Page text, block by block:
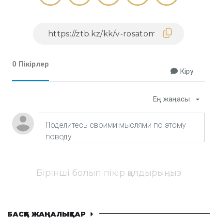
0 Пікірлер
Кіру
Ең жаңасы
Бірінші болып пікір қалдырыңыз
БАСҚА ЖАҢАЛЫҚТАР